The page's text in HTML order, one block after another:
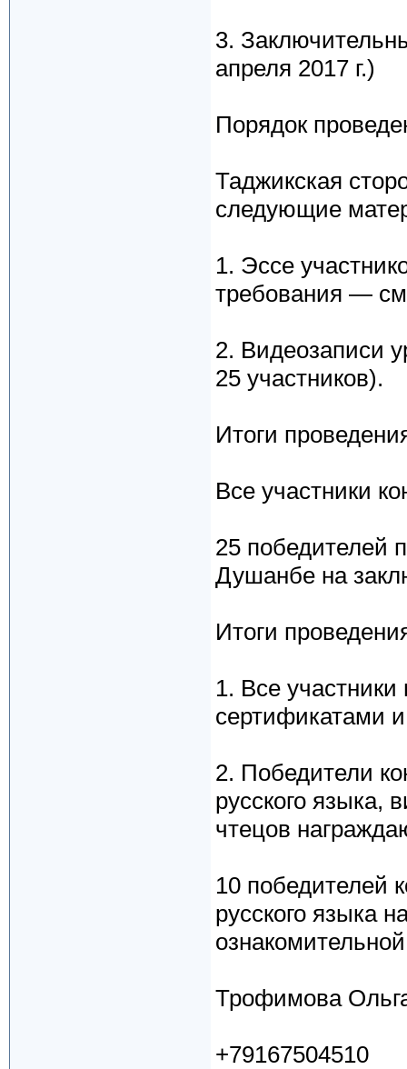
3.
апреля 2017 г.)
Порядок
Таджикская
следующие
1. Эссе
требования —
2. Видеозаписи
25 участников).
Итоги
Все участники
25 победителей
Душанбе на
Итоги
1. Все
сертификатами
2. Победители
русского языка,
чтецов
10 победителей
русского языка
Трофимова
+79167504510